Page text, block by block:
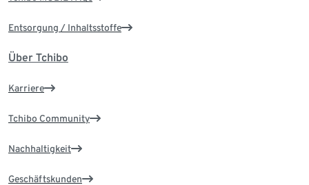
Entsorgung / Inhaltsstoffe
Über Tchibo
Karriere
Tchibo Community
Nachhaltigkeit
Geschäftskunden